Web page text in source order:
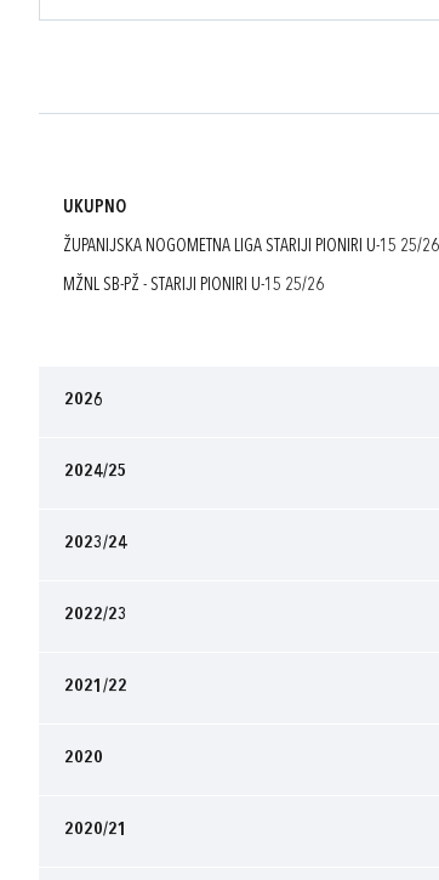
UKUPNO
ŽUPANIJSKA NOGOMETNA LIGA STARIJI PIONIRI U-15 25/26
MŽNL SB-PŽ - STARIJI PIONIRI U-15 25/26
2026
2024/25
2023/24
2022/23
2021/22
2020
2020/21